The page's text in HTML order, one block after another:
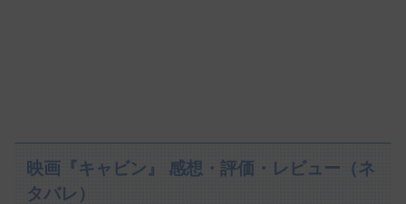
映画『キャビン』 感想・評価・レビュー（ネ
タバレ）